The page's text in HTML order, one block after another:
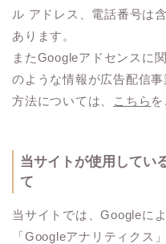
ル アドレス、電話番号は
あります。
またGoogleアドセンスに
のような情報が広告配信
方法については、
こちら
当サイトが使用してい
て
当サイトでは、Googleに
「Googleアナリティクス